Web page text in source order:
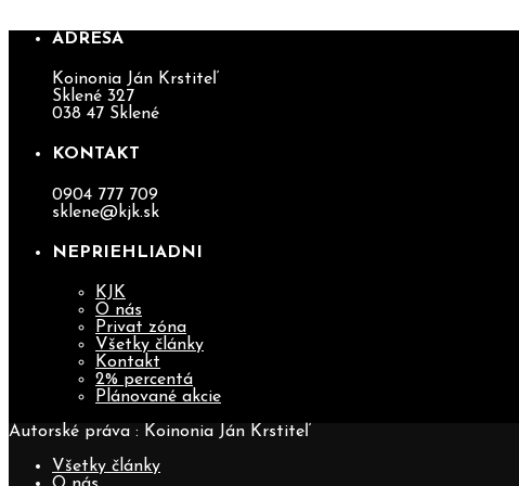
ADRESA
Koinonia Ján Krstiteľ
Sklené 327
038 47 Sklené
KONTAKT
0904 777 709
sklene@kjk.sk
NEPRIEHLIADNI
KJK
O nás
Privat zóna
Všetky články
Kontakt
2% percentá
Plánované akcie
Autorské práva : Koinonia Ján Krstiteľ
Všetky články